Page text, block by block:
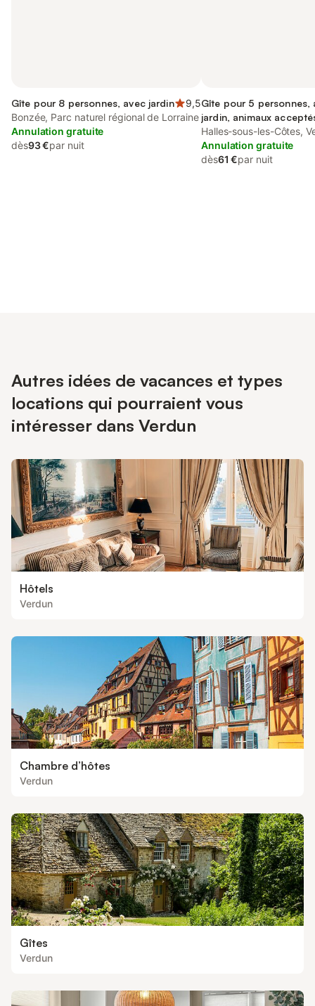
Gîte pour 8 personnes, avec jardin
9,5
Bonzée, Parc naturel régional de Lorraine
Annulation gratuite
dès93 €par nuit
Gîte pour 5 personnes,
jardin, animaux
Halles-sous-les-Côtes,
Annulation gratuite
dès61 €par nuit
Autres idées de vacances et types
locations qui pourraient vous
intéresser dans Verdun
Hôtels
Verdun
Chambre d’hôtes
Verdun
Gîtes
Verdun